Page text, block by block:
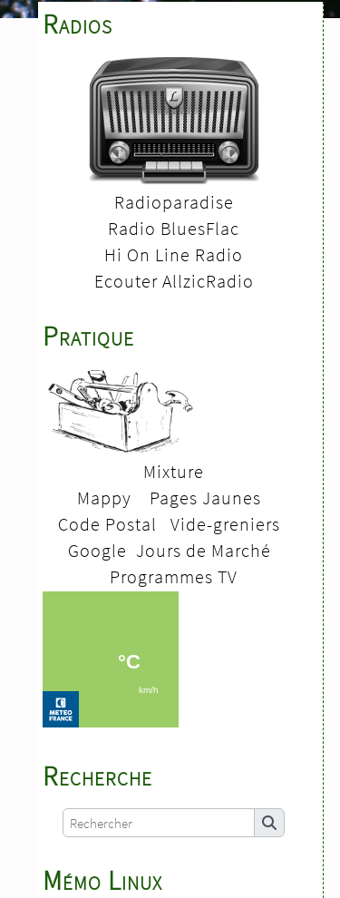
Radios
Radioparadise
Radio BluesFlac
Hi On Line Radio
Ecouter AllzicRadio
Pratique
Mixture
Mappy
Pages Jaunes
Code Postal
Vide-greniers
Google Jours de Marché
Programmes TV
Recherche
Mémo Linux